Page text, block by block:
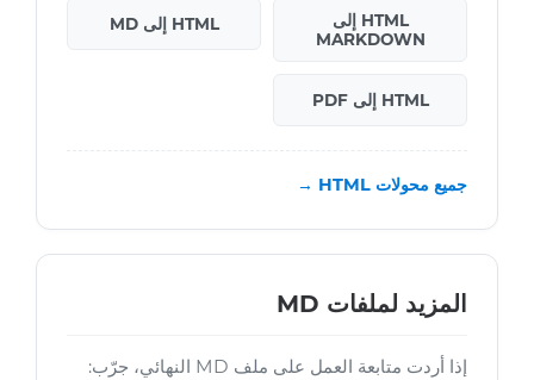
HTML إلى
MARKDOWN
HTML إلى MD
HTML إلى PDF
جميع محولات HTML →
المزيد لملفات MD
إذا أردت متابعة العمل على ملف MD النهائي، جرّب: